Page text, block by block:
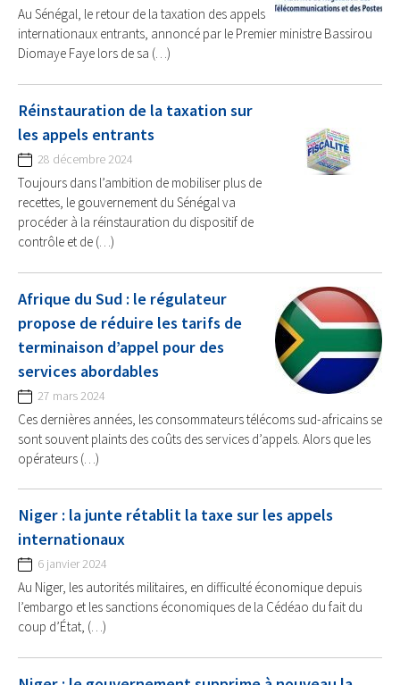
Au Sénégal, le retour de la taxation des appels
internationaux entrants, annoncé par le Premier ministre Bassirou
Diomaye Faye lors de sa (…)
Réinstauration de la taxation sur
les appels entrants
28 décembre 2024
Toujours dans l’ambition de mobiliser plus de
recettes, le gouvernement du Sénégal va
procéder à la réinstauration du dispositif de
contrôle et de (…)
Afrique du Sud : le régulateur
propose de réduire les tarifs de
terminaison d’appel pour des
services abordables
27 mars 2024
Ces dernières années, les consommateurs télécoms sud-africains se
sont souvent plaints des coûts des services d’appels. Alors que les
opérateurs (…)
Niger : la junte rétablit la taxe sur les appels
internationaux
6 janvier 2024
Au Niger, les autorités militaires, en difficulté économique depuis
l’embargo et les sanctions économiques de la Cédéao du fait du
coup d’État, (…)